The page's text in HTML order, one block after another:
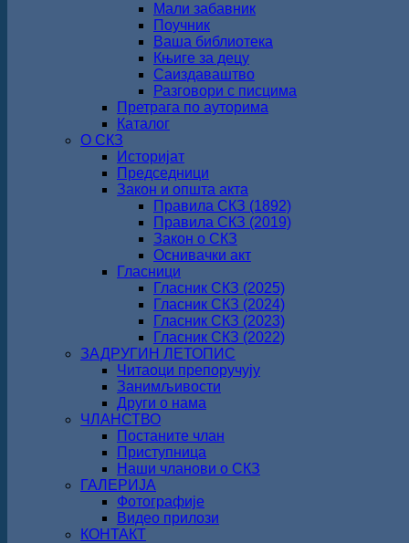
Мали забавник
Поучник
Ваша библиотека
Књиге за децу
Саиздаваштво
Разговори с писцима
Претрага по ауторима
Каталог
О СКЗ
Историјат
Председници
Закон и општа акта
Правила СКЗ (1892)
Правила СКЗ (2019)
Закон о СКЗ
Оснивачки акт
Гласници
Гласник СКЗ (2025)
Гласник СКЗ (2024)
Гласник СКЗ (2023)
Гласник СКЗ (2022)
ЗАДРУГИН ЛЕТОПИС
Читаоци препоручују
Занимљивости
Други о нама
ЧЛАНСТВО
Постаните члан
Приступница
Наши чланови о СКЗ
ГАЛЕРИЈА
Фотографије
Видео прилози
КОНТАКТ